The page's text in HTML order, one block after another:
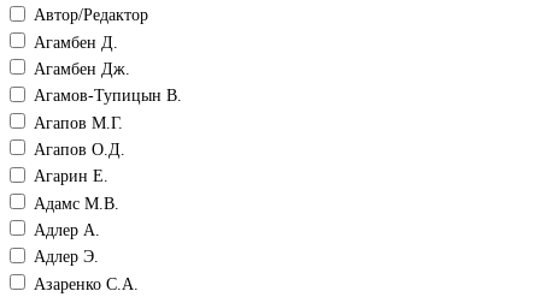
Автор/Редактор
Агамбен Д.
Агамбен Дж.
Агамов-Тупицын В.
Агапов М.Г.
Агапов О.Д.
Агарин Е.
Адамс М.В.
Адлер А.
Адлер Э.
Азаренко С.А.